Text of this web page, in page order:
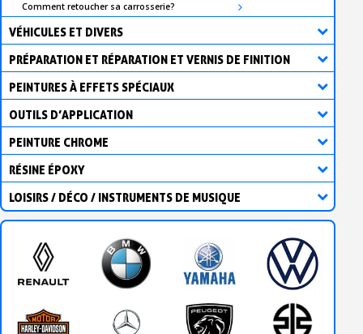
Comment retoucher sa carrosserie?
VÉHICULES ET DIVERS
PRÉPARATION ET RÉPARATION ET VERNIS DE FINITION
PEINTURES À EFFETS SPÉCIAUX
OUTILS D’APPLICATION
PEINTURE CHROME
RÉSINE ÉPOXY
LOISIRS / DÉCO / INSTRUMENTS DE MUSIQUE